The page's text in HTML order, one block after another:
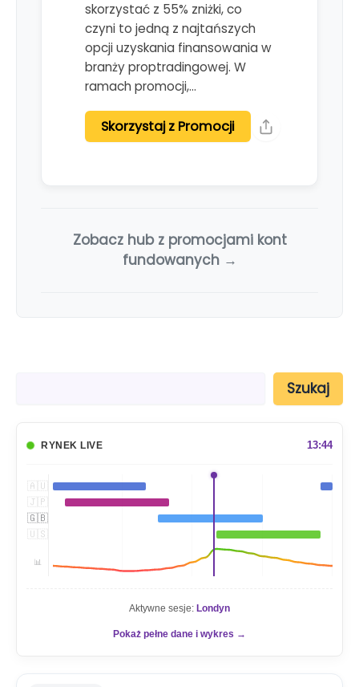
skorzystać z 55% zniżki, co
czyni to jedną z najtańszych
opcji uzyskania finansowania w
branży proptradingowej. W
ramach promocji,…
Skorzystaj z Promocji
Zobacz hub z promocjami kont
fundowanych →
Szukaj
RYNEK LIVE 13:44
🇦🇺
🇯🇵
🇬🇧
🇺🇸
📊
Aktywne sesje: Londyn
Pokaż pełne dane i wykres →